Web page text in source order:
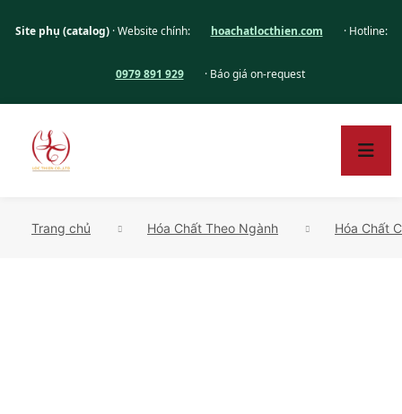
Site phụ (catalog)· Website chính: hoachatlocthien.com · Hotline:
0979 891 929 · Báo giá on-request
Trang chủ Hóa Chất Theo Ngành Hóa Chất